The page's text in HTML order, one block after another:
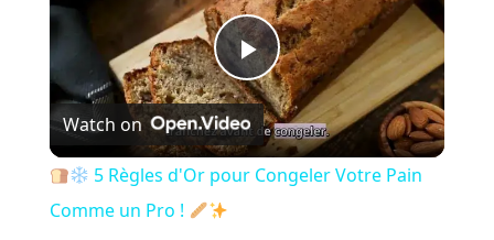
P
l
Watch on
5 Règles d'Or pour Congeler Votre Pain
Comme un Pro !